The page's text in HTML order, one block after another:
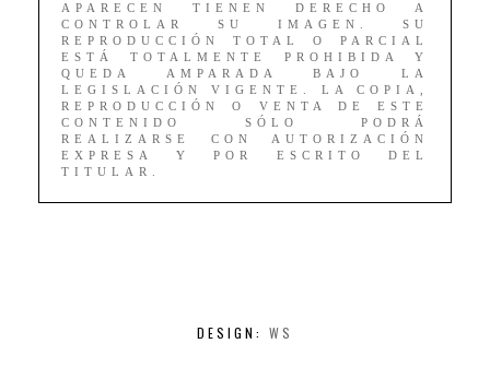
APARECEN TIENEN DERECHO A
CONTROLAR SU IMAGEN. SU
REPRODUCCIÓN TOTAL O PARCIAL
ESTÁ TOTALMENTE PROHIBIDA Y
QUEDA AMPARADA BAJO LA
LEGISLACIÓN VIGENTE. LA COPIA,
REPRODUCCIÓN O VENTA DE ESTE
CONTENIDO SÓLO PODRÁ
REALIZARSE CON AUTORIZACIÓN
EXPRESA Y POR ESCRITO DEL
TITULAR.
DESIGN: WS